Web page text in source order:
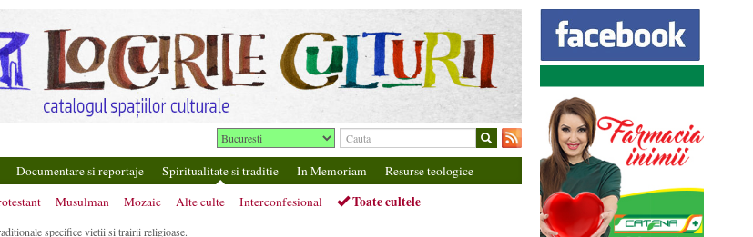
Documentare si reportaje Spiritualitate si traditie In Memoriam
Resurse teologice
Musulman Mozaic Alte culte Interconfesional Toate cultele
specifice vietii si trairii religioase.